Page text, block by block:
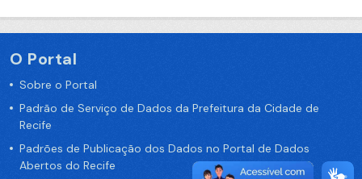
O Portal
Sobre o Portal
Padrão de Serviço de Dados da Prefeitura da Cidade de
Recife
Padrões de Publicação dos Dados no Portal de Dados
Abertos do Recife